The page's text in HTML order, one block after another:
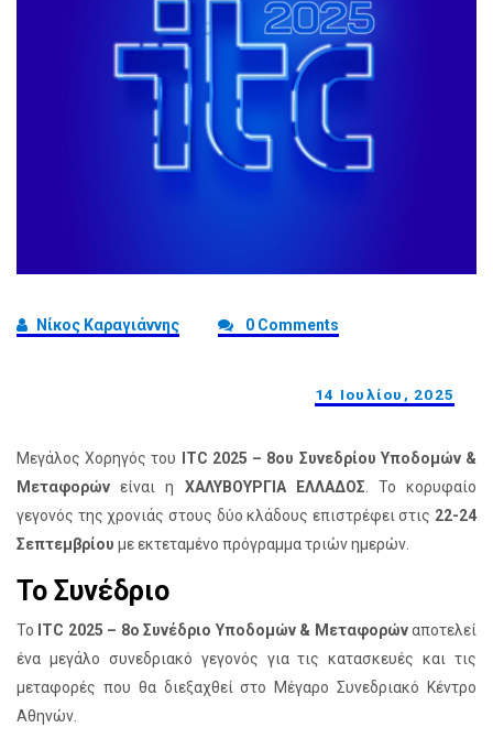
Νίκος Καραγιάννης 0 Comments
14 Ιουλίου, 2025
Μεγάλος Χορηγός του
ITC 2025 – 8ου Συνεδρίου Υποδομών &
Μεταφορών είναι η ΧΑΛΥΒΟΥΡΓΙΑ ΕΛΛΑΔΟΣ . Το κορυφαίο
γεγονός της χρονιάς στους δύο κλάδους επιστρέφει στις 22-24
Σεπτεμβρίου με εκτεταμένο πρόγραμμα τριών ημερών.
Το Συνέδριο
To ITC 2025 – 8ο Συνέδριο Υποδομών & Μεταφορώναποτελεί
ένα μεγάλο συνεδριακό γεγονός για τις κατασκευές και τις
μεταφορές που θα διεξαχθεί στο Μέγαρο Συνεδριακό Κέντρο
Αθηνών.